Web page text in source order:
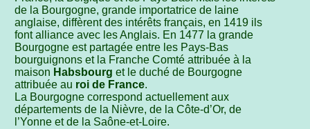
de la Bourgogne, grande importatrice de laine
anglaise, diffèrent des intérêts français, en 1419 ils
font alliance avec les Anglais. En 1477 la grande
Bourgogne est partagée entre les Pays-Bas
bourguignons et la Franche Comté attribuée à la
maison Habsbourg et le duché de Bourgogne
attribuée au roi de France.
La Bourgogne correspond actuellement aux
départements de la Nièvre, de la Côte-d’Or, de
l’Yonne et de la Saône-et-Loire.